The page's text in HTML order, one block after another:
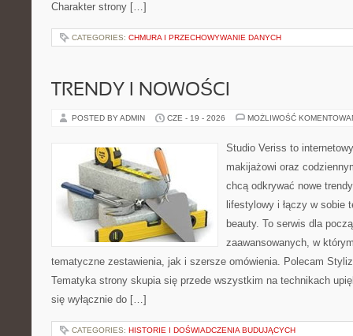
Charakter strony […]
CATEGORIES: CHMURA I PRZECHOWYWANIE DANYCH
TRENDY I NOWOŚCI
POSTED BY ADMIN CZE - 19 - 2026 MOŻLIWOŚĆ
Studio Veriss to
makijażowi oraz
chcą odkrywać nowe
lifestylowy i łączy w sobie
beauty. To serwis dla
zaawansowanych, w
tematyczne zestawienia, jak i szersze omówienia. Polecam
Tematyka strony skupia się przede wszystkim na technikach
się wyłącznie do […]
CATEGORIES: HISTORIE I DOŚWIADCZENIA BUDUJĄCYCH